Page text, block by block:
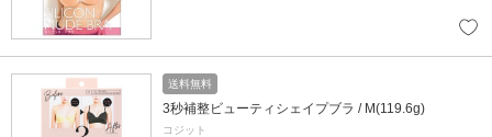
送料無料
3秒補整ビューティシェイプブラ / M(119.6g)
コジット